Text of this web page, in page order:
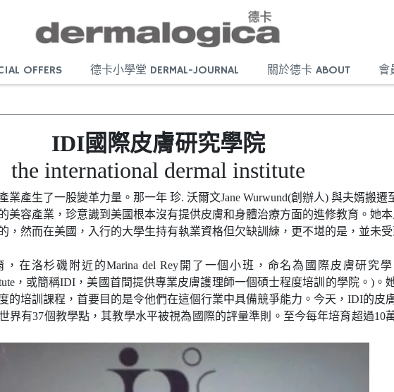
OFFERS 德卡小學堂 DERMAL-JOURNAL 關於德卡 ABOUT 會
IDI國際皮膚研究學院
the international dermal institute
業產生了一股變革力量。那一年 珍. 沃爾文Jane Wurwund(創辦人) 與夫婿搬遷
美容產業，珍意識到美國根本沒有提供皮膚和身體治療方面的進修教育。她
，然而在美國，入行的大學生持有執業資格但欠缺訓練，更不堪的是，並未
，在洛杉磯附近的Marina del Rey開了一個小班，命名為國際皮膚研究學
，或簡稱IDI，美國首間提供專業皮膚護理師一個碩士程度培訓的學院。)。
的培訓課程，首要目的是令他們在這個行業中具備競爭能力。今天，IDI的皮
界有37個教學點，其教學水平被視為國際的評量準則。至今每年培育超過10